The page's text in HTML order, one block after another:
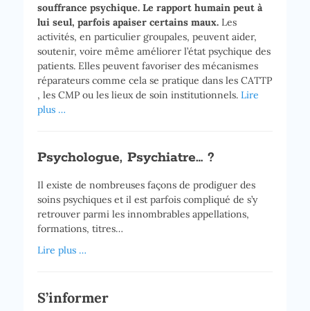
souffrance psychique. Le rapport humain peut à
lui seul, parfois apaiser certains maux. Les
activités, en particulier groupales, peuvent aider,
soutenir, voire même améliorer l’état psychique des
patients. Elles peuvent favoriser des mécanismes
réparateurs comme cela se pratique dans les CATTP
, les CMP ou les lieux de soin institutionnels. Lire
plus …
Psychologue, Psychiatre… ?
Il existe de nombreuses façons de prodiguer des
soins psychiques et il est parfois compliqué de s’y
retrouver parmi les innombrables appellations,
formations, titres…
Lire plus …
S’informer